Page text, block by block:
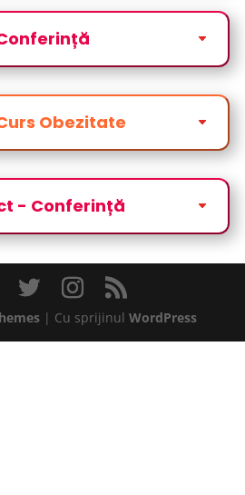
Obezitate
- Conferință
| Cu sprijinulWordPress